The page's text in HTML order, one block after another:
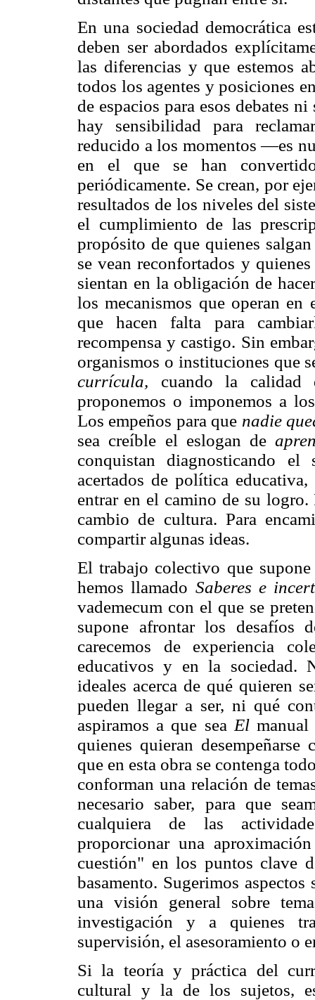
En una sociedad democrática
deben ser abordados
las diferencias y que estemos
todos los agentes y posiciones
de espacios para esos debates
hay sensibilidad para
reducido a los momentos —es
en el que se han
periódicamente. Se crean, por
resultados de los niveles del
el cumplimiento de las
propósito de que quienes
se vean reconfortados y
sientan en la obligación de
los mecanismos que operan
que hacen falta para
recompensa y castigo. Sin
organismos o instituciones que
currícula, cuando la calidad
proponemos o imponemos a
Los empeños para que nadie
sea creíble el eslogan de
conquistan diagnosticando el
acertados de política
entrar en el camino de su
cambio de cultura. Para
compartir algunas ideas.
El trabajo colectivo que
hemos llamado Saberes e
vademecum con el que se
supone afrontar los desafíos
carecemos de experiencia
educativos y en la sociedad.
ideales acerca de qué quieren
pueden llegar a ser, ni qué
aspiramos a que sea Elmanual
quienes quieran desempeñarse
que en esta obra se contenga
conforman una relación de
necesario saber, para que
cualquiera de las
proporcionar una
cuestión" en los puntos clave
basamento. Sugerimos
una visión general sobre
investigación y a quienes
supervisión, el asesoramiento o
Si la teoría y práctica del
cultural y la de los sujetos,